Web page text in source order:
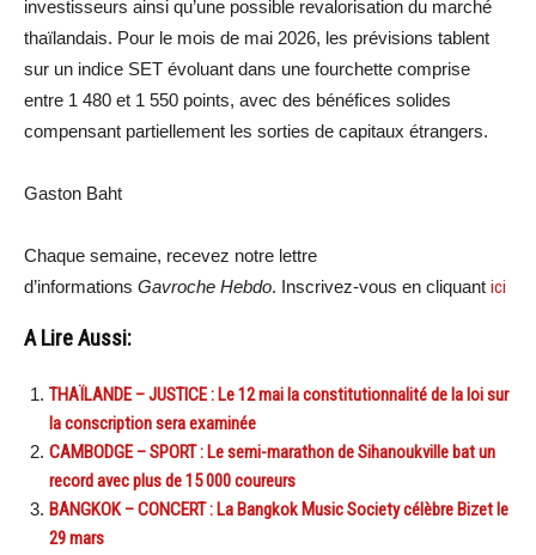
investisseurs ainsi qu’une possible revalorisation du marché
thaïlandais. Pour le mois de mai 2026, les prévisions tablent
sur un indice SET évoluant dans une fourchette comprise
entre 1 480 et 1 550 points, avec des bénéfices solides
compensant partiellement les sorties de capitaux étrangers.
Gaston Baht
Chaque semaine, recevez notre lettre
d’informations Gavroche Hebdo. Inscrivez-vous en cliquant ici
A Lire Aussi:
THAÏLANDE – JUSTICE : Le 12 mai la constitutionnalité de la loi sur
la conscription sera examinée
CAMBODGE – SPORT : Le semi-marathon de Sihanoukville bat un
record avec plus de 15 000 coureurs
BANGKOK – CONCERT : La Bangkok Music Society célèbre Bizet le
29 mars